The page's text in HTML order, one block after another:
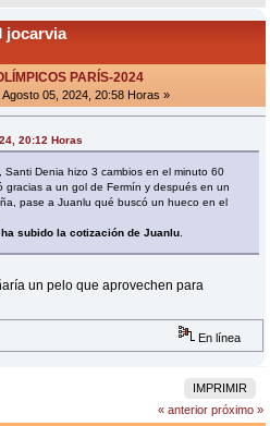
jocarvia
PARÍS-2024
Agosto 05, 2024, 20:58 Horas »
20:12 Horas
Denia hizo 3 cambios en el minuto 60
a un gol de Fermín y después en un
pase a Juanlu qué buscó un hueco en el
ha subido la cotización de Juanlu
un pelo que aprovechen para
En línea
IMPRIMIR
« anterior próximo »